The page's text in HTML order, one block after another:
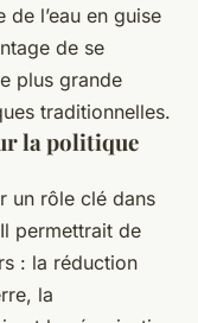
l’eau en guise
de se
plus grande
traditionnelles.
la politique
un rôle clé dans
permettrait de
: la réduction
la